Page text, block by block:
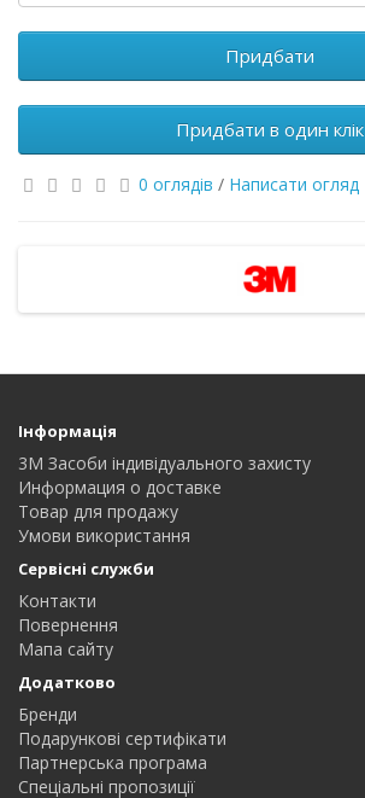
Придбати
Придбати в один клік
0 оглядів / Написати огляд
Інформація
3M Засоби індивідуального захисту
Информация о доставке
Товар для продажу
Умови використання
Сервісні служби
Контакти
Повернення
Мапа сайту
Додатково
Бренди
Подарункові сертифікати
Партнерська програма
Спеціальні пропозиції